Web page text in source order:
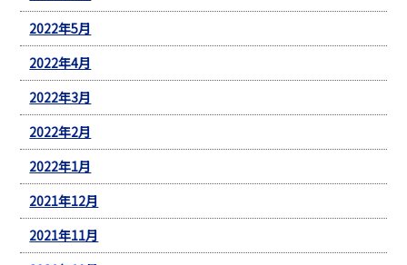
2022年5月
2022年4月
2022年3月
2022年2月
2022年1月
2021年12月
2021年11月